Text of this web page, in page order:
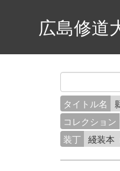
広島修道
タイトル名
コレクション
装丁 綫装本